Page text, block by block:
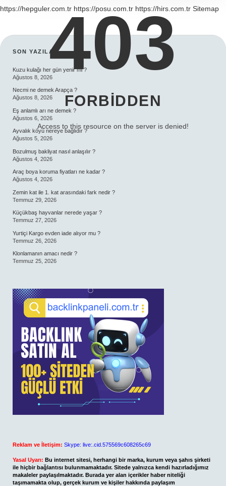
https://hepguler.com.tr https://posu.com.tr https://hirs.com.tr Sitemap
SIDEBAR
SON YAZILAR
Kuzu kulağı her gün yenir mi ?
Ağustos 8, 2026
Necmi ne demek Arapça ?
Ağustos 8, 2026
Eş anlamlı arı ne demek ?
Ağustos 6, 2026
Ayvalık köyü nereye bağlıdır ?
Ağustos 5, 2026
Bozulmuş bakliyat nasıl anlaşılır ?
Ağustos 4, 2026
Araç boya koruma fiyatları ne kadar ?
Ağustos 4, 2026
Zemin kat ile 1. kat arasındaki fark nedir ?
Temmuz 29, 2026
Küçükbaş hayvanlar nerede yaşar ?
Temmuz 27, 2026
Yurtiçi Kargo evden iade alıyor mu ?
Temmuz 26, 2026
Klonlamanın amacı nedir ?
Temmuz 25, 2026
Reklam ve İletişim: Skype: live:.cid.575569c608265c69
Yasal Uyarı: Bu internet sitesi, herhangi bir marka, kurum veya şahıs şirketi
ile hiçbir bağlantısı bulunmamaktadır. Sitede yalnızca kendi hazırladığımız
makaleler paylaşılmaktadır. Burada yer alan içerikler haber niteliği
taşımamakta olup, gerçek kurum ve kişiler hakkında paylaşım
403
FORBIDDEN
Access to this resource on the server is denied!